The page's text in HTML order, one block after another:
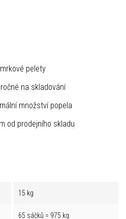
pelety
na skladování
množství popela
od prodejního skladu
15 kg
65 sáčků = 975 kg